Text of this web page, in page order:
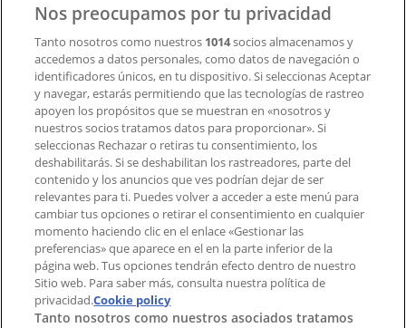
Contacto comercial y de marketing
Tienda mal colocada en el mapa
Notificar un folleto
¿Encontraste un problema en la web o en la
aplicación?
Índices
Marcas
Marcas locales
Negocios
Negocios cercanos
Nos preocupamos por tu privacidad
Tanto nosotros como nuestros 1014socios almacenamos y
accedemos a datos personales, como datos de navegación o
identificadores únicos, en tu dispositivo. Si seleccionas Aceptar
y navegar, estarás permitiendo que las tecnologías de rastreo
apoyen los propósitos que se muestran en «nosotros y
nuestros socios tratamos datos para proporcionar». Si
seleccionas Rechazar o retiras tu consentimiento, los
deshabilitarás. Si se deshabilitan los rastreadores, parte del
contenido y los anuncios que ves podrían dejar de ser
relevantes para ti. Puedes volver a acceder a este menú para
cambiar tus opciones o retirar el consentimiento en cualquier
momento haciendo clic en el enlace «Gestionar las
preferencias» que aparece en el en la parte inferior de la
página web. Tus opciones tendrán efecto dentro de nuestro
Sitio web. Para saber más, consulta nuestra política de
privacidad.Cookie policy
Tanto nosotros como nuestros asociados tratamos